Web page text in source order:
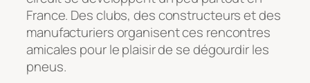
France. Des clubs, des constructeurs et des
manufacturiers organisent ces rencontres
amicales pour le plaisir de se dégourdir les
pneus.